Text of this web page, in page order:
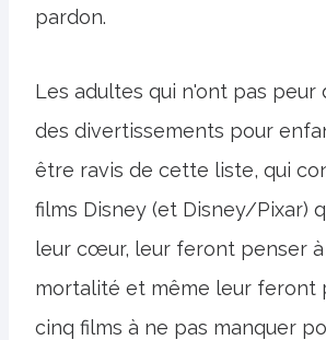
pardon.
Les adultes qui n'ont pas peur
des divertissements pour
être ravis de cette liste, qui
films Disney (et Disney/Pixar)
leur cœur, leur feront penser
mortalité et même leur feront
cinq films à ne pas manquer